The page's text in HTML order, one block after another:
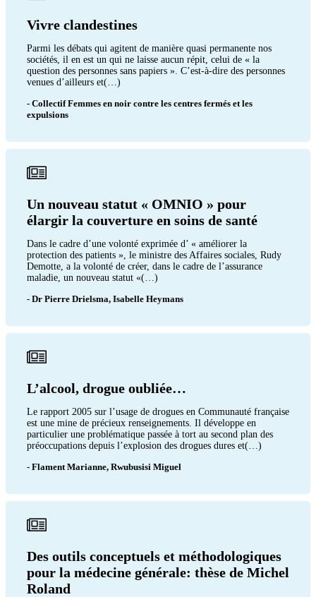
Vivre clandestines
Parmi les débats qui agitent de manière quasi permanente nos
sociétés, il en est un qui ne laisse aucun répit, celui de « la
question des personnes sans papiers ». C’est-à-dire des personnes
venues d’ailleurs et(…)
- Collectif Femmes en noir contre les centres fermés et les
expulsions
Un nouveau statut « OMNIO » pour
élargir la couverture en soins de santé
Dans le cadre d’une volonté exprimée d’ « améliorer la
protection des patients », le ministre des Affaires sociales, Rudy
Demotte, a la volonté de créer, dans le cadre de l’assurance
maladie, un nouveau statut «(…)
- Dr Pierre Drielsma, Isabelle Heymans
L’alcool, drogue oubliée…
Le rapport 2005 sur l’usage de drogues en Communauté française
est une mine de précieux renseignements. Il développe en
particulier une problématique passée à tort au second plan des
préoccupations depuis l’explosion des drogues dures et(…)
- Flament Marianne, Rwubusisi Miguel
Des outils conceptuels et méthodologiques
pour la médecine générale: thèse de Michel
Roland